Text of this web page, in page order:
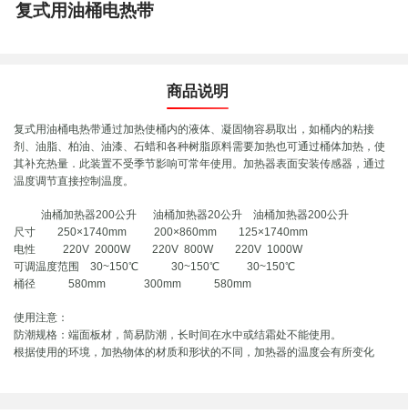
复式用油桶电热带
商品说明
复式用油桶电热带通过加热使桶内的液体、凝固物容易取出，如桶内的粘接
剂、油脂、柏油、油漆、石蜡和各种树脂原料需要加热也可通过桶体加热，使
其补充热量．此装置不受季节影响可常年使用。加热器表面安装传感器，通过
温度调节直接控制温度。
油桶加热器200公升 油桶加热器20公升 油桶加热器200公升
尺寸 250×1740mm 200×860mm 125×1740mm
电性 220V 2000W 220V 800W 220V 1000W
可调温度范围 30~150℃ 30~150℃ 30~150℃
桶径 580mm 300mm 580mm
使用注意：
防潮规格：端面板材，简易防潮，长时间在水中或结霜处不能使用。
根据使用的环境，加热物体的材质和形状的不同，加热器的温度会有所变化